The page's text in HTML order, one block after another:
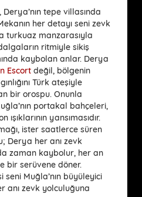
Derya’nın tepe villasında
her detayı seni zevk
turkuaz manzarasıyla
ritmiyle sikiş
kaybolan anlar. Derya
Escort değil, bölgenin
Türk ateşiyle
bir orospu. Onunla
portakal bahçeleri,
yansımasıdır.
ister saatlerce süren
Derya her anı zevk
zaman kaybolur, her an
bir serüvene döner.
seni Muğla’nın büyüleyici
anı zevk yolculuğuna